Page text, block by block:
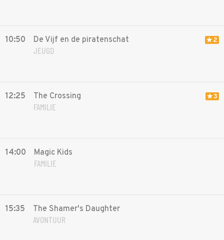
10:50 De Vijf en de piratenschat
JEUGD
2
12:25 The Crossing
FAMILIE
3
14:00 Magic Kids
FAMILIE
15:35 The Shamer's Daughter
AVONTUUR